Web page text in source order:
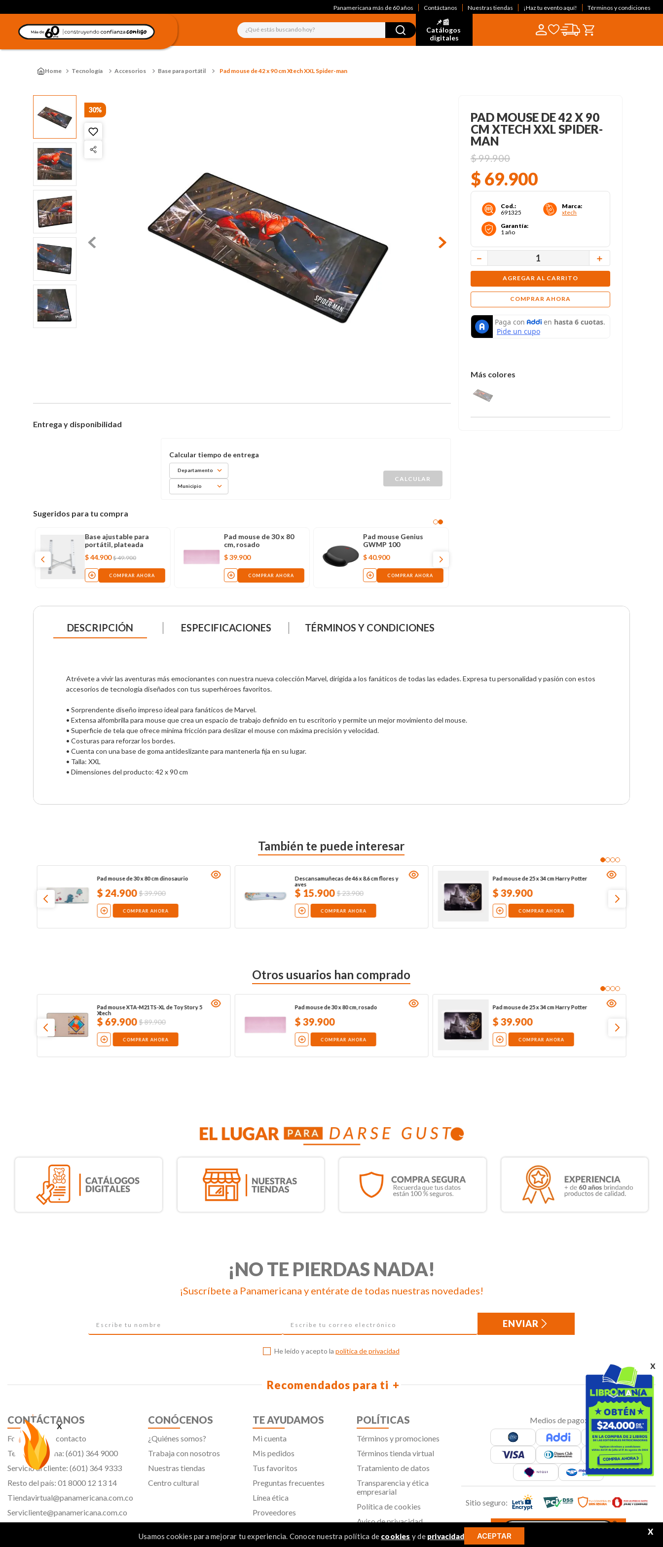
x
x
Usamos cookies para mejorar tu experiencia. Conoce nuestra política de cookies y de privacidad ACEPTAR X
Panamericana más de 60 años Contáctanos Nuestras tiendas ¡Haz tu evento aquí! Términos y condiciones
¿Qué estás buscando hoy?
📌📰
Catálogos
digitales
Tecnología Accesorios Base para portátil Pad mouse de 42 x 90 cm Xtech XXL Spider-man
30%
Entrega y disponibilidad
Departamento
Municipio
Sugeridos para tu compra
Base ajustable para
portátil, plateada
$44.900 $49.900
COMPRAR AHORA
Pad mouse de 30 x 80
cm, rosado
$39.900
COMPRAR AHORA
Pad mouse Genius
GWMP 100
$40.900
COMPRAR AHORA
PAD MOUSE DE 42 X 90
CM XTECH XXL SPIDER-
MAN
$99.900
$ 69.900
Cod.:
691325
Marca:
xtech
Garantía:
1 año
＋
－
AGREGAR AL CARRITO
COMPRAR AHORA
DESCRIPCIÓN ESPECIFICACIONES TÉRMINOS Y CONDICIONES
Atrévete a vivir las aventuras más emocionantes con nuestra nueva colección Marvel, dirigida a los fanáticos de todas las edades. Expresa tu personalidad y pasión con estos
accesorios de tecnología diseñados con tus superhéroes favoritos.
• Sorprendente diseño impreso ideal para fanáticos de Marvel.
• Extensa alfombrilla para mouse que crea un espacio de trabajo definido en tu escritorio y permite un mejor movimiento del mouse.
• Superficie de tela que ofrece mínima fricción para deslizar el mouse con máxima precisión y velocidad.
• Costuras para reforzar los bordes.
• Cuenta con una base de goma antideslizante para mantenerla fija en su lugar.
• Talla: XXL
• Dimensiones del producto: 42 x 90 cm
También te puede interesar
Pad mouse de 30 x 80 cm dinosaurio
$24.900 $39.900
COMPRAR AHORA
Descansamuñecas de 46 x 8.6 cm flores y
aves
$ 15.900 $23.900
COMPRAR AHORA
Pad mouse de 25 x 34 cm Harry Potter
$39.900
COMPRAR AHORA
Otros usuarios han comprado
Pad mouse XTA-M21TS-XL de Toy Story 5
Xtech
$69.900 $89.900
COMPRAR AHORA
Pad mouse de 30 x 80 cm, rosado
$39.900
COMPRAR AHORA
Pad mouse de 25 x 34 cm Harry Potter
$39.900
COMPRAR AHORA
¡NO TE PIERDAS NADA!
¡Suscríbete a Panamericana y entérate de todas nuestras novedades!
ENVIAR
He leído y acepto la política de privacidad
Recomendados para ti
CONTÁCTANOS
Formulario de contacto
Teléfono oficina: (601) 364 9000
Servicio al cliente: (601) 364 9333
Resto del país: 01 8000 12 13 14
Tiendavirtual@panamericana.com.co
Servicliente@panamericana.com.co
CONÓCENOS
¿Quiénes somos?
Trabaja con nosotros
Nuestras tiendas
Centro cultural
TE AYUDAMOS
Mi cuenta
Mis pedidos
Tus favoritos
Preguntas frecuentes
Línea ética
Proveedores
POLÍTICAS
Términos y promociones
Términos tienda virtual
Tratamiento de datos
Transparencia y ética
empresarial
Política de cookies
Aviso de privacidad
SIC
Medios de pago:
Sitio seguro: